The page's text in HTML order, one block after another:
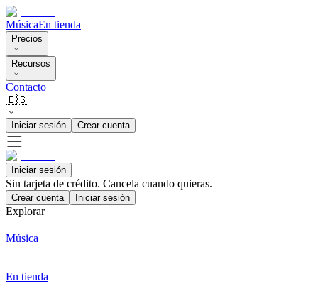
MúsicaEn tienda
Precios
Recursos
Contacto
🇪🇸
Iniciar sesión Crear cuenta
Iniciar sesión
Sin tarjeta de crédito. Cancela cuando quieras.
Crear cuenta Iniciar sesión
Explorar
Música
En tienda